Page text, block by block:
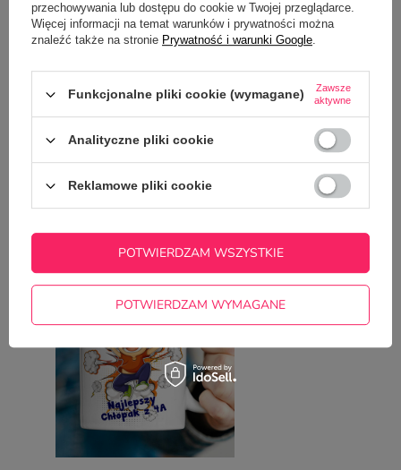
Potrzebujesz pomocy? Masz pytania?
niezwłocznie, najciekawsze pytania i
ZADAJ PYTANIE
NAJCZĘŚCIEJ KUPOWANE Z
TYM TOWAREM
22,50 zł
przechowywania lub dostępu do cookie w Twojej przeglądarce.
Więcej informacji na temat warunków i prywatności można
znaleźć także na stronie Prywatność i warunki Google.
Funkcjonalne pliki cookie (wymagane)
Zawsze
aktywne
Analityczne pliki cookie
Reklamowe pliki cookie
POTWIERDZAM WYMAGANE
POTWIERDZAM WSZYSTKIE